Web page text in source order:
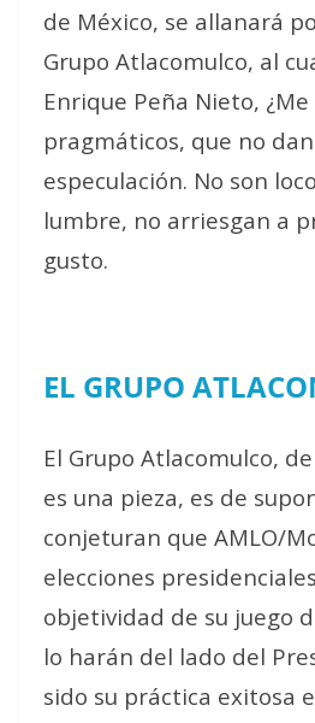
de México, se allanará
Grupo Atlacomulco, al
Enrique Peña Nieto,
pragmáticos, que no
especulación. No son
lumbre, no arriesgan a
gusto.
EL GRUPO
El Grupo Atlacomulco,
es una pieza, es de
conjeturan que AMLO/
elecciones
objetividad de su juego
lo harán del lado del
sido su práctica exitosa